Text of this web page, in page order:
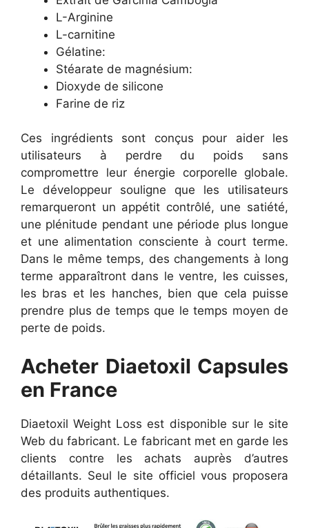
L-Arginine
L-carnitine
Gélatine:
Stéarate de magnésium:
Dioxyde de silicone
Farine de riz
Ces ingrédients sont conçus pour aider les
utilisateurs à perdre du poids sans
compromettre leur énergie corporelle globale.
Le développeur souligne que les utilisateurs
remarqueront un appétit contrôlé, une satiété,
une plénitude pendant une période plus longue
et une alimentation consciente à court terme.
Dans le même temps, des changements à long
terme apparaîtront dans le ventre, les cuisses,
les bras et les hanches, bien que cela puisse
prendre plus de temps que le temps moyen de
perte de poids.
Acheter Diaetoxil Capsules
en France
Diaetoxil Weight Loss est disponible sur le site
Web du fabricant. Le fabricant met en garde les
clients contre les achats auprès d’autres
détaillants. Seul le site officiel vous proposera
des produits authentiques.